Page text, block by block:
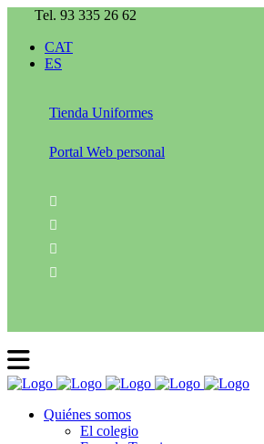
Tel. 93 335 26 62
CAT
ES
Tienda Uniformes
Portal Web personal
Quiénes somos
El colegio